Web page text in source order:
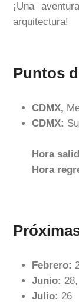
¡Una
arquitectura!
Puntos
CDMX,
CDMX:
Hora
Hora
Febrero:
Junio:
Julio: 26